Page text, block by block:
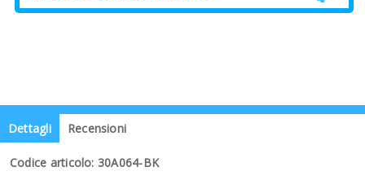
Dettagli Recensioni
Codice articolo: 30A064-BK